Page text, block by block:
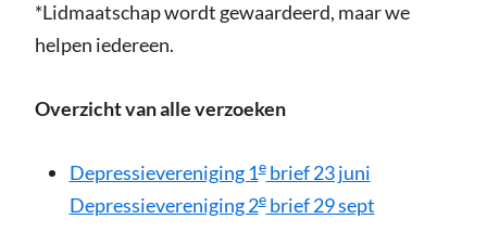
*Lidmaatschap wordt gewaardeerd, maar we
helpen iedereen.
Overzicht van alle verzoeken
Depressievereniging 1ebrief 23 juni
Depressievereniging 2ebrief 29 sept